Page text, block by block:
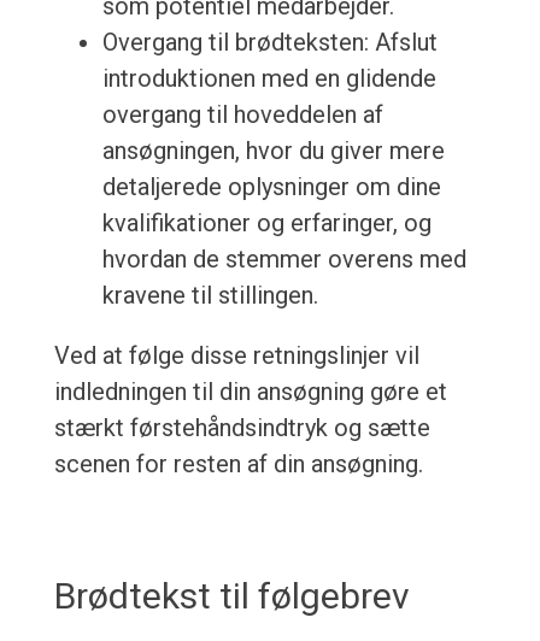
som potentiel medarbejder.
Overgang til brødteksten: Afslut
introduktionen med en glidende
overgang til hoveddelen af
ansøgningen, hvor du giver mere
detaljerede oplysninger om dine
kvalifikationer og erfaringer, og
hvordan de stemmer overens med
kravene til stillingen.
Ved at følge disse retningslinjer vil
indledningen til din ansøgning gøre et
stærkt førstehåndsindtryk og sætte
scenen for resten af din ansøgning.
Brødtekst til følgebrev